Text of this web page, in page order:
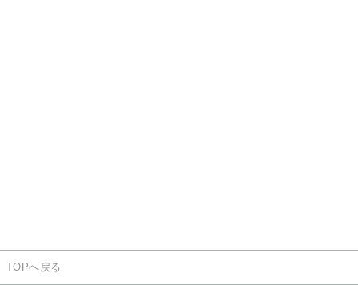
TOPへ戻る